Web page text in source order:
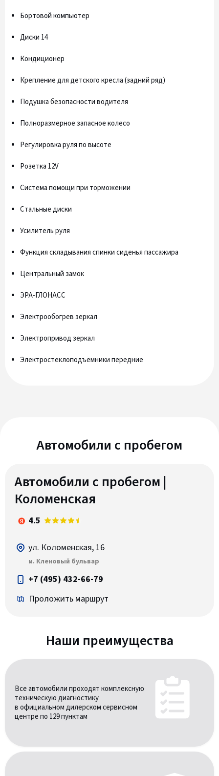
Бортовой компьютер
Диски 14
Кондиционер
Крепление для детского кресла (задний ряд)
Подушка безопасности водителя
Полноразмерное запасное колесо
Регулировка руля по высоте
Розетка 12V
Система помощи при торможении
Стальные диски
Усилитель руля
Функция складывания спинки сиденья пассажира
Центральный замок
ЭРА-ГЛОНАСС
Электрообогрев зеркал
Электропривод зеркал
Электростеклоподъёмники передние
Автомобили c пробегом
Автомобили с пробегом |
Коломенская
4.5
ул. Коломенская, 16
м. Кленовый бульвар
+7 (495) 432-66-79
Проложить маршрут
Наши преимущества
Все автомобили проходят комплексную
техническую диагностику
в официальном дилерском сервисном
центре по 129 пунктам